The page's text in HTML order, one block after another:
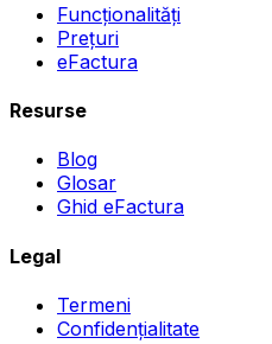
Funcționalități
Prețuri
eFactura
Resurse
Blog
Glosar
Ghid eFactura
Legal
Termeni
Confidențialitate